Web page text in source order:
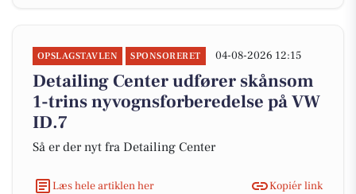
OPSLAGSTAVLEN SPONSORERET 04-08-2026 12:15
Detailing Center udfører skånsom
1-trins nyvognsforberedelse på VW
ID.7
Så er der nyt fra Detailing Center
Læs hele artiklen her Kopiér link